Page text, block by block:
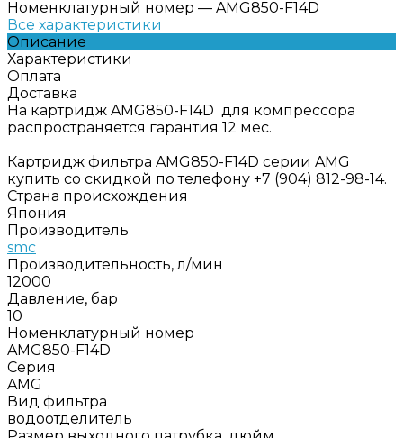
Номенклатурный номер — AMG850-F14D
Все характеристики
Описание
Характеристики
Оплата
Доставка
На картридж AMG850-F14D для компрессора
распространяется гарантия 12 мес.
Картридж фильтра AMG850-F14D серии AMG
купить со скидкой по телефону +7 (904) 812-98-14.
Страна происхождения
Япония
Производитель
smc
Производительность, л/мин
12000
Давление, бар
10
Номенклатурный номер
AMG850-F14D
Серия
AMG
Вид фильтра
водоотделитель